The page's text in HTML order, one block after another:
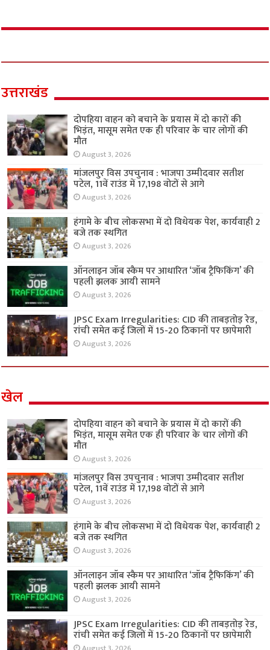
उत्तराखंड
दोपहिया वाहन को बचाने के प्रयास में दो कारों की
भिड़ंत, मासूम समेत एक ही परिवार के चार लोगों की
मौत
August 3, 2026
मांजलपुर विस उपचुनाव : भाजपा उम्मीदवार सतीश
पटेल, 11वें राउंड में 17,198 वोटों से आगे
August 3, 2026
हंगामे के बीच लोकसभा में दो विधेयक पेश, कार्यवाही 2
बजे तक स्थगित
August 3, 2026
ऑनलाइन जॉब स्कैम पर आधारित ‘जॉब ट्रैफिकिंग’ की
पहली झलक आयी सामने
August 3, 2026
JPSC Exam Irregularities: CID की ताबड़तोड़ रेड,
रांची समेत कई जिलों में 15-20 ठिकानों पर छापेमारी
August 3, 2026
खेल
दोपहिया वाहन को बचाने के प्रयास में दो कारों की
भिड़ंत, मासूम समेत एक ही परिवार के चार लोगों की
मौत
August 3, 2026
मांजलपुर विस उपचुनाव : भाजपा उम्मीदवार सतीश
पटेल, 11वें राउंड में 17,198 वोटों से आगे
August 3, 2026
हंगामे के बीच लोकसभा में दो विधेयक पेश, कार्यवाही 2
बजे तक स्थगित
August 3, 2026
ऑनलाइन जॉब स्कैम पर आधारित ‘जॉब ट्रैफिकिंग’ की
पहली झलक आयी सामने
August 3, 2026
JPSC Exam Irregularities: CID की ताबड़तोड़ रेड,
रांची समेत कई जिलों में 15-20 ठिकानों पर छापेमारी